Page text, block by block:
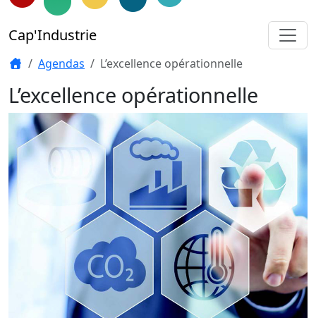
Cap'Industrie
Agendas L’excellence opérationnelle
L’excellence opérationnelle